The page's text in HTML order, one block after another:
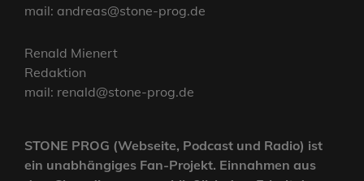
mail: andreas@stone-prog.de
Renald Mienert
Redaktion
mail: renald@stone-prog.de
STONE PROG (Webseite, Podcast und Radio) ist
ein unabhängiges Fan-Projekt. Einnahmen aus